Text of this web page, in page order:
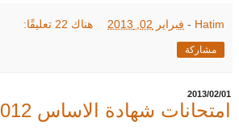
Hatim
- فبراير 02, 2013 هناك 22 تعليقًا:
مشاركة
01‏/02‏/2013
امتحانات شهادة الاساس 2012-2008